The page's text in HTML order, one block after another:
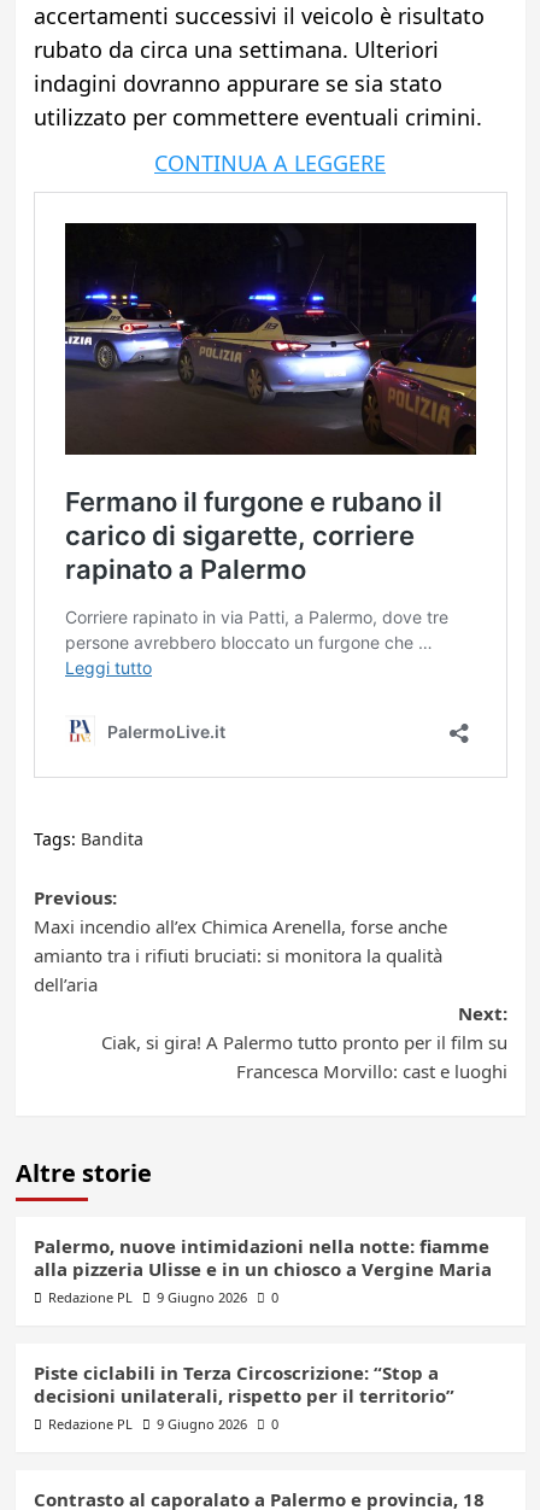
accertamenti successivi il veicolo è risultato
rubato da circa una settimana. Ulteriori
indagini dovranno appurare se sia stato
utilizzato per commettere eventuali crimini.
CONTINUA A LEGGERE
Tags: Bandita
Post
navigation
Previous:
Maxi incendio all’ex Chimica Arenella, forse anche
amianto tra i rifiuti bruciati: si monitora la qualità
dell’aria
Next:
Ciak, si gira! A Palermo tutto pronto per il film su
Francesca Morvillo: cast e luoghi
Altre storie
Palermo, nuove intimidazioni nella notte: fiamme
alla pizzeria Ulisse e in un chiosco a Vergine Maria
Redazione PL 9 Giugno 2026 0
Piste ciclabili in Terza Circoscrizione: “Stop a
decisioni unilaterali, rispetto per il territorio”
Redazione PL 9 Giugno 2026 0
Contrasto al caporalato a Palermo e provincia, 18